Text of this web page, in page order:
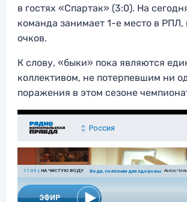
в гостях «Спартак» (3:0). На
команда занимает 1-е место в РПЛ,
очков.
К слову, «быки» пока являются
коллективом, не потерпевшим ни
поражения в этом сезоне